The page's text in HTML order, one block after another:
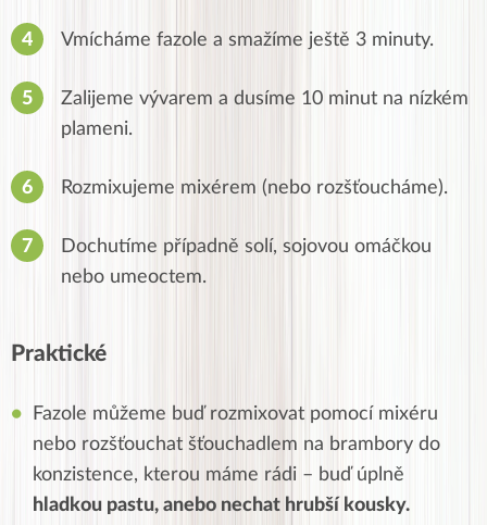
Vmícháme fazole a smažíme ještě 3 minuty.
Zalijeme vývarem a dusíme 10 minut na nízkém
plameni.
Rozmixujeme mixérem (nebo rozšťoucháme).
Dochutíme případně solí, sojovou omáčkou
nebo umeoctem.
Praktické
Fazole můžeme buď rozmixovat pomocí mixéru
nebo rozšťouchat šťouchadlem na brambory do
konzistence, kterou máme rádi – buď úplně
hladkou pastu, anebo nechat hrubší kousky.